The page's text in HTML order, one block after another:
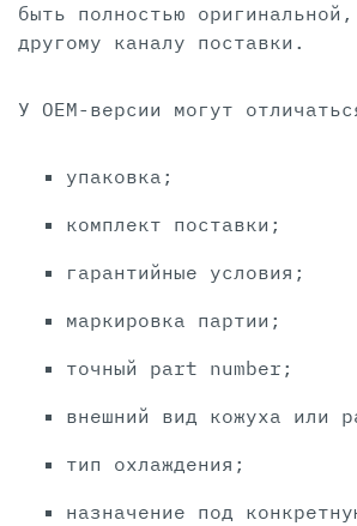
быть полностью
другому каналу поставки.
У OEM-версии могут
упаковка;
комплект поставки;
гарантийные условия;
маркировка партии;
точный part number;
внешний вид кожуха или
тип охлаждения;
назначение под